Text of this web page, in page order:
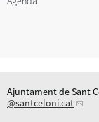
Ajuntament de Sant
@santceloni.cat